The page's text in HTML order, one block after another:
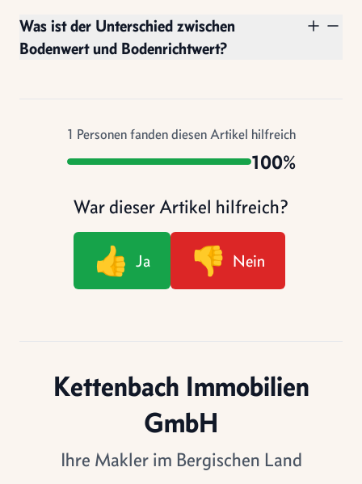
Was ist der Unterschied zwischen
Bodenwert und Bodenrichtwert?
1 Personen fanden diesen Artikel hilfreich
100%
War dieser Artikel hilfreich?
👍 Ja 👎 Nein
Kettenbach Immobilien
GmbH
Ihre Makler im Bergischen Land